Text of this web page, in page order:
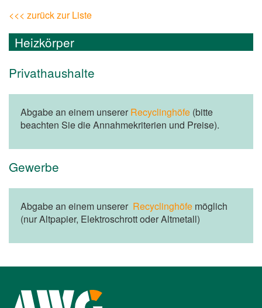
<<< zurück zur Liste
Heizkörper
Privathaushalte
Abgabe an einem unserer Recyclinghöfe (bitte
beachten Sie die Annahmekriterien und Preise).
Gewerbe
Abgabe an einem unserer Recyclinghöfe möglich
(nur Altpapier, Elektroschrott oder Altmetall)